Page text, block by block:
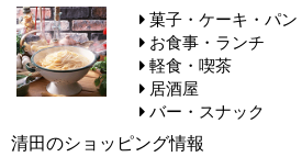
菓子・ケーキ・パン
お食事・ランチ
軽食・喫茶
居酒屋
バー・スナック
清田のショッピング情報